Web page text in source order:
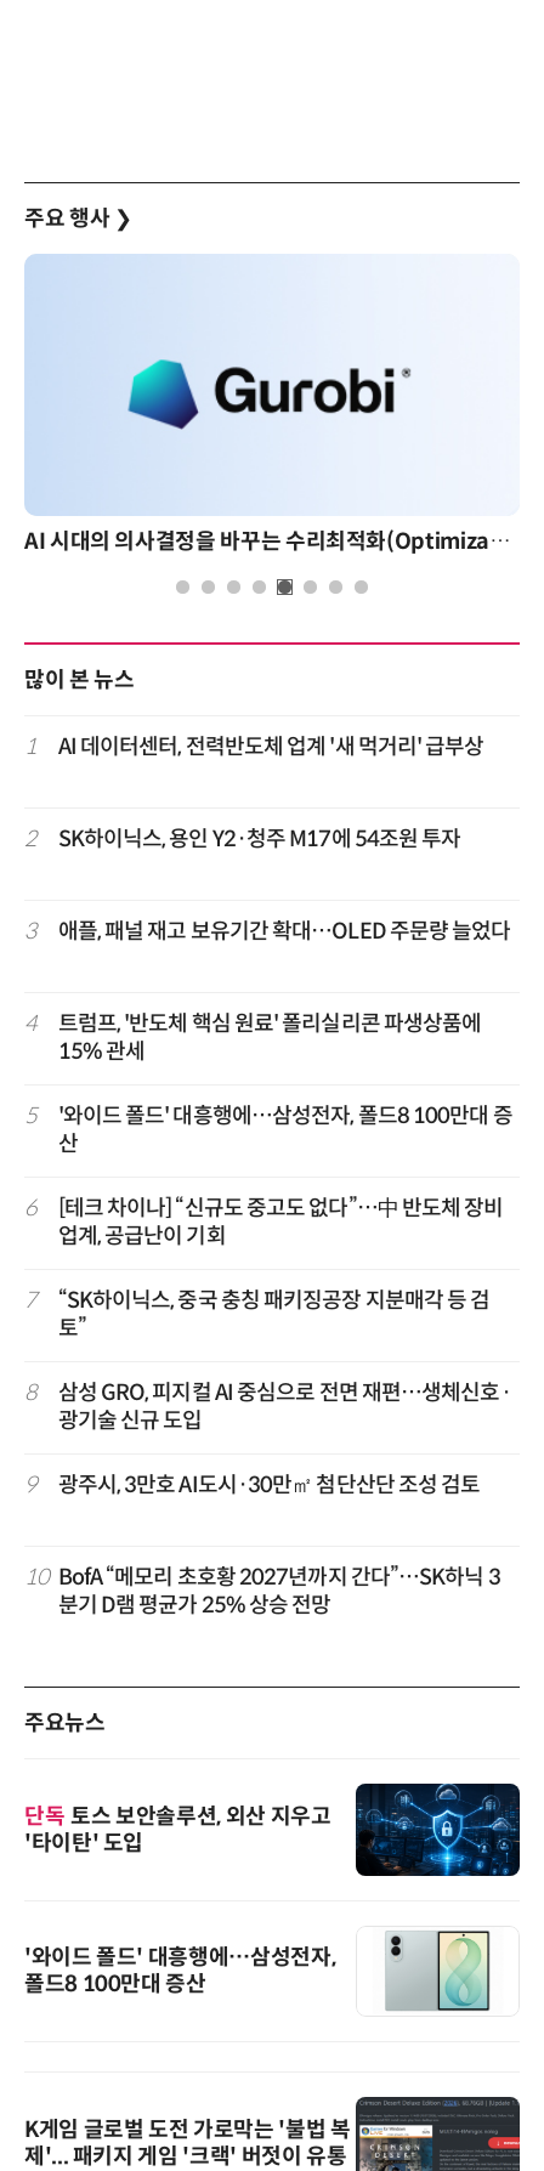
주요 행사 ❯
AI 시대의 의사결정을 바꾸는 수리최적화(Optimization): 실제 산업 적용 사례와 활용 전략
많이 본 뉴스
1 AI 데이터센터, 전력반도체 업계 '새 먹거리' 급부상
2 SK하이닉스, 용인 Y2·청주 M17에 54조원 투자
3 애플, 패널 재고 보유기간 확대…OLED 주문량 늘었다
4
트럼프, '반도체 핵심 원료' 폴리실리콘 파생상품에
15% 관세
5
'와이드 폴드' 대흥행에…삼성전자, 폴드8 100만대 증
산
6
[테크 차이나] “신규도 중고도 없다”…中 반도체 장비
업계, 공급난이 기회
7
“SK하이닉스, 중국 충칭 패키징공장 지분매각 등 검
토”
8
삼성 GRO, 피지컬 AI 중심으로 전면 재편…생체신호·
광기술 신규 도입
9 광주시, 3만호 AI도시·30만㎡ 첨단산단 조성 검토
10 BofA “메모리 초호황 2027년까지 간다”…SK하닉 3
분기 D램 평균가 25% 상승 전망
주요뉴스
단독 토스 보안솔루션, 외산 지우고
'타이탄' 도입
'와이드 폴드' 대흥행에…삼성전자,
폴드8 100만대 증산
K게임 글로벌 도전 가로막는 '불법 복
제'... 패키지 게임 '크랙' 버젓이 유통